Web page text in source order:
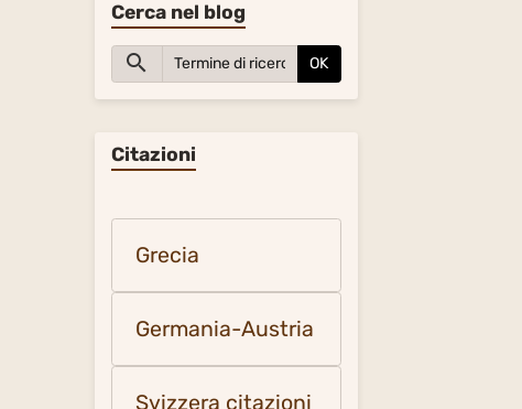
Cerca nel blog
OK
Citazioni
Grecia
Germania-Austria
Svizzera citazioni